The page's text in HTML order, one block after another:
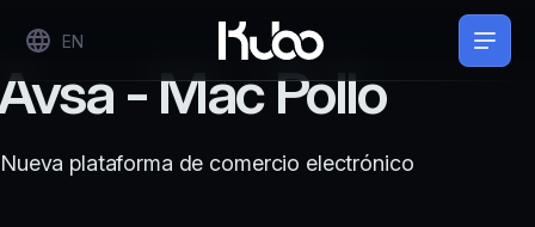
EN
- Mac Pollo
Nueva plataforma de comercio electrónico